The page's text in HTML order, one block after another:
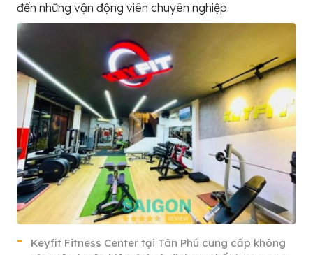
đến những vận động viên chuyên nghiệp.
Keyfit Fitness Center tại Tân Phú cung cấp không